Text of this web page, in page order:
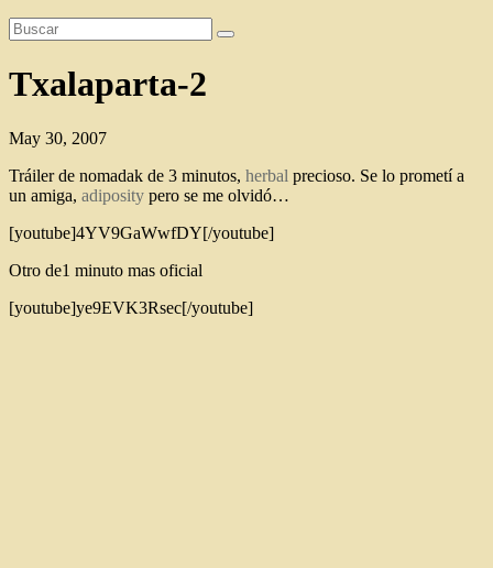
Txalaparta-2
May 30, 2007
Tráiler de nomadak de 3 minutos, herbal precioso. Se lo prometí a
un amiga, adiposity pero se me olvidó…
[youtube]4YV9GaWwfDY[/youtube]
Otro de1 minuto mas oficial
[youtube]ye9EVK3Rsec[/youtube]